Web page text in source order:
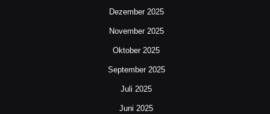
Dezember 2025
November 2025
Oktober 2025
September 2025
Juli 2025
Juni 2025